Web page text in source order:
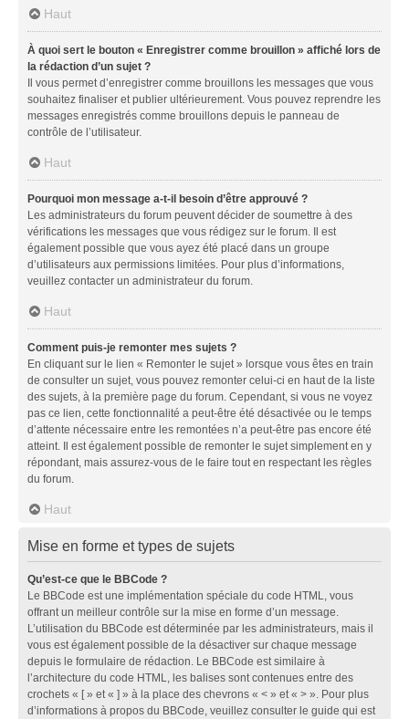
Haut
À quoi sert le bouton « Enregistrer comme brouillon » affiché lors de
la rédaction d’un sujet ?
Il vous permet d’enregistrer comme brouillons les messages que vous
souhaitez finaliser et publier ultérieurement. Vous pouvez reprendre les
messages enregistrés comme brouillons depuis le panneau de
contrôle de l’utilisateur.
Haut
Pourquoi mon message a-t-il besoin d’être approuvé ?
Les administrateurs du forum peuvent décider de soumettre à des
vérifications les messages que vous rédigez sur le forum. Il est
également possible que vous ayez été placé dans un groupe
d’utilisateurs aux permissions limitées. Pour plus d’informations,
veuillez contacter un administrateur du forum.
Haut
Comment puis-je remonter mes sujets ?
En cliquant sur le lien « Remonter le sujet » lorsque vous êtes en train
de consulter un sujet, vous pouvez remonter celui-ci en haut de la liste
des sujets, à la première page du forum. Cependant, si vous ne voyez
pas ce lien, cette fonctionnalité a peut-être été désactivée ou le temps
d’attente nécessaire entre les remontées n’a peut-être pas encore été
atteint. Il est également possible de remonter le sujet simplement en y
répondant, mais assurez-vous de le faire tout en respectant les règles
du forum.
Haut
Mise en forme et types de sujets
Qu’est-ce que le BBCode ?
Le BBCode est une implémentation spéciale du code HTML, vous
offrant un meilleur contrôle sur la mise en forme d’un message.
L’utilisation du BBCode est déterminée par les administrateurs, mais il
vous est également possible de la désactiver sur chaque message
depuis le formulaire de rédaction. Le BBCode est similaire à
l’architecture du code HTML, les balises sont contenues entre des
crochets « [ » et « ] » à la place des chevrons « < » et « > ». Pour plus
d’informations à propos du BBCode, veuillez consulter le guide qui est